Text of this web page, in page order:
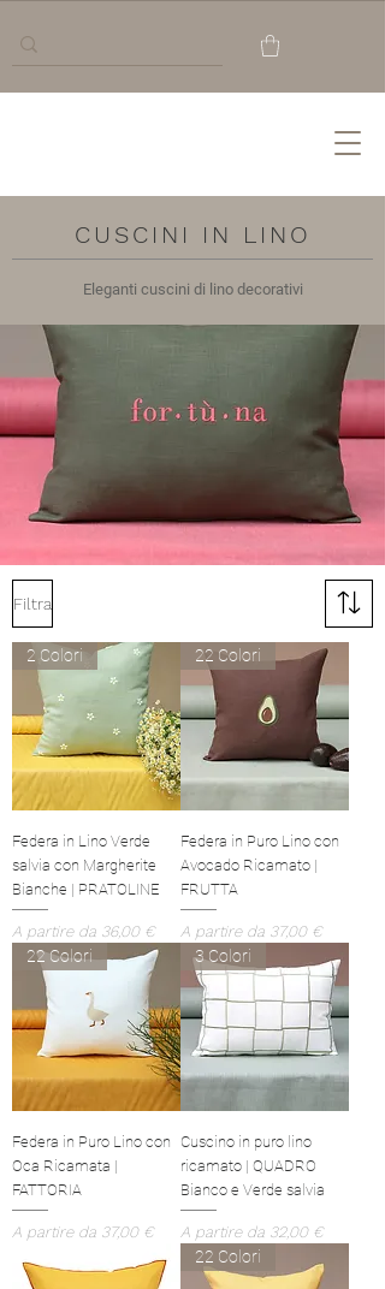
CUSCINI IN LINO
Eleganti cuscini di lino decorativi
Filtra
2 Colori
Federa in Lino Verde
salvia con Margherite
Bianche | PRATOLINE
A partire da 36,00 €
Prezzo scontato
22 Colori
Federa in Puro Lino con
Avocado Ricamato |
FRUTTA
A partire da 37,00 €
Prezzo scontato
22 Colori
Federa in Puro Lino con
Oca Ricamata |
FATTORIA
A partire da 37,00 €
Prezzo scontato
3 Colori
Cuscino in puro lino
ricamato | QUADRO
Bianco e Verde salvia
A partire da 32,00 €
Prezzo scontato
22 Colori